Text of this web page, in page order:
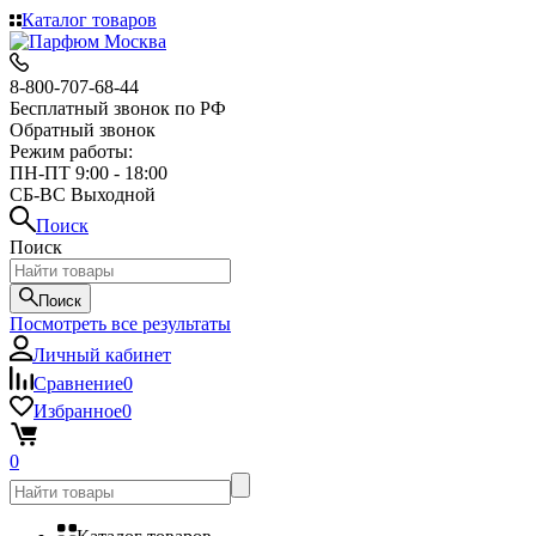
Каталог товаров
8-800-707-68-44
Бесплатный звонок по РФ
Обратный звонок
Режим работы:
ПН-ПТ 9:00 - 18:00
СБ-ВС Выходной
Поиск
Поиск
Поиск
Посмотреть все результаты
Личный кабинет
Сравнение0
Избранное0
0